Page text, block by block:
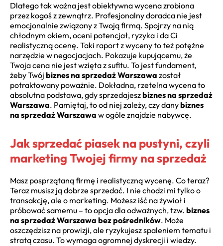
Dlatego tak ważna jest obiektywna wycena zrobiona
przez kogoś z zewnątrz. Profesjonalny doradca nie jest
emocjonalnie związany z Twoją firmą. Spojrzy na nią
chłodnym okiem, oceni potencjał, ryzyka i da Ci
realistyczną ocenę. Taki raport z wyceny to też potężne
narzędzie w negocjacjach. Pokazuje kupującemu, że
Twoja cena nie jest wzięta z sufitu. To jest fundament,
żeby Twój biznes na sprzedaż Warszawa został
potraktowany poważnie. Dokładna, rzetelna wycena to
absolutna podstawa, gdy sprzedajeszbiznes na sprzedaż
Warszawa. Pamiętaj, to od niej zależy, czy danybiznes
na sprzedaż Warszawa w ogóle znajdzie nabywcę.
Jak sprzedać piasek na pustyni, czyli
marketing Twojej firmy na sprzedaż
Masz posprzątaną firmę i realistyczną wycenę. Co teraz?
Teraz musisz ją dobrze sprzedać. I nie chodzi mi tylko o
transakcję, ale o marketing. Możesz iść na żywioł i
próbować samemu – to opcja dla odważnych, tzw. biznes
na sprzedaż Warszawa bez pośredników. Może
oszczędzisz na prowizji, ale ryzykujesz spaleniem tematu i
stratą czasu. To wymaga ogromnej dyskrecji i wiedzy.